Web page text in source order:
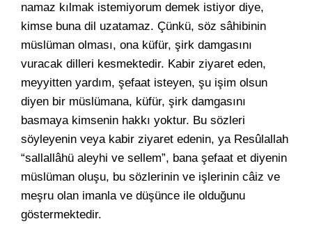
namaz kılmak istemiyorum demek istiyor diye,
kimse buna dil uzatamaz. Çünkü, söz sâhibinin
müslüman olması, ona küfür, şirk damgasını
vuracak dilleri kesmektedir. Kabir ziyaret eden,
meyyitten yardım, şefaat isteyen, şu işim olsun
diyen bir müslümana, küfür, şirk damgasını
basmaya kimsenin hakkı yoktur. Bu sözleri
söyleyenin veya kabir ziyaret edenin, ya Resûlallah
“sallallâhü aleyhi ve sellem”, bana şefaat et diyenin
müslüman oluşu, bu sözlerinin ve işlerinin câiz ve
meşru olan imanla ve düşünce ile olduğunu
göstermektedir.